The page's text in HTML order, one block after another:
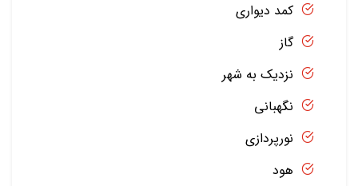
کمد دیواری
گاز
نزدیک به شهر
نگهبانی
نورپردازی
هود